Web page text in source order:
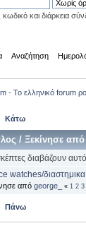
και διάρκεια
Αναζήτηση
- Το ελληνικό forum
Κάτω
/ Ξεκίνησε από
διαβάζουν
watches/
από george_ « 1 2 3
Πάνω